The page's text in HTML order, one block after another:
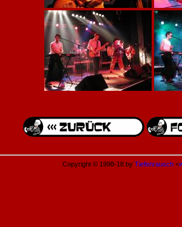
Copyright © 1998-18 by Tiefenrausch <